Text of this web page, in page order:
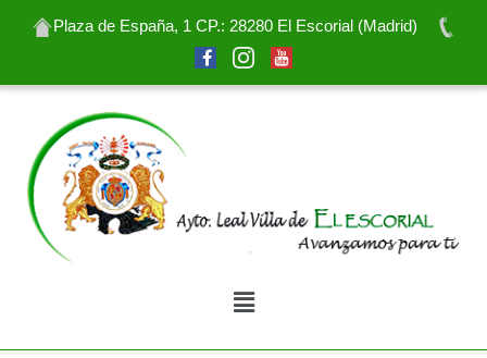
Plaza de España, 1 CP.: 28280 El Escorial (Madrid)